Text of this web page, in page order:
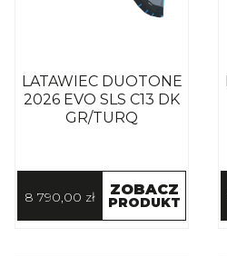
LATAWIEC DUOTONE
2026 EVO SLS C13 DK
GR/TURQ
8 790,00 zł ZOBACZ
PRODUKT